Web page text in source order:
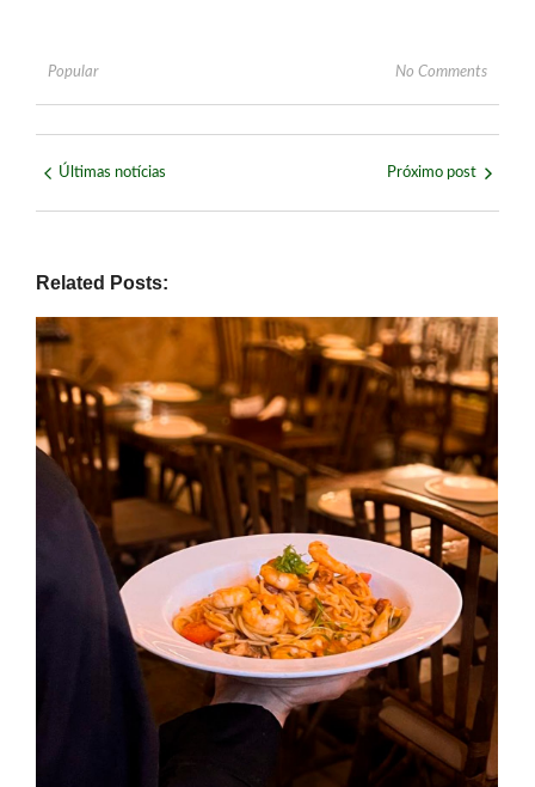
Popular No Comments
Últimas notícias Próximo post
Related Posts: